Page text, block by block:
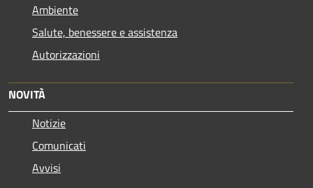
Ambiente
Salute, benessere e assistenza
Autorizzazioni
NOVITÀ
Notizie
Comunicati
Avvisi